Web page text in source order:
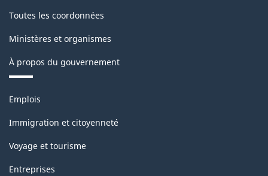
Toutes les coordonnées
Ministères et organismes
À propos du gouvernement
Thèmes
sujets
Emplois
Immigration et citoyenneté
Voyage et tourisme
Entreprises